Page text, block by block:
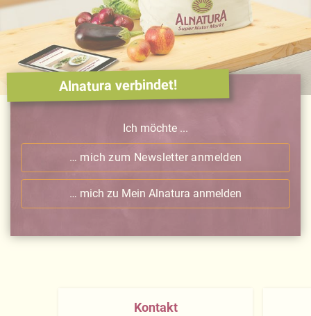
Alnatura verbindet!
Ich möchte ...
… mich zum Newsletter anmelden
… mich zu Mein Alnatura anmelden
Kontakt